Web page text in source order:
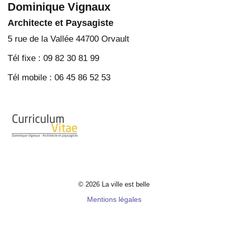
Dominique Vignaux
Architecte et Paysagiste
5 rue de la Vallée 44700 Orvault
Tél fixe : 09 82 30 81 99
Tél mobile : 06 45 86 52 53
© 2026 La ville est belle
Mentions légales